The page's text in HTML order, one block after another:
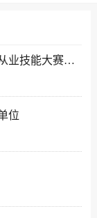
我校在第十四届山东省师范类高校学生从业技能大赛中获得佳绩
位